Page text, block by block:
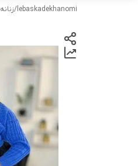
lebaskadekhanomi
/زنانه